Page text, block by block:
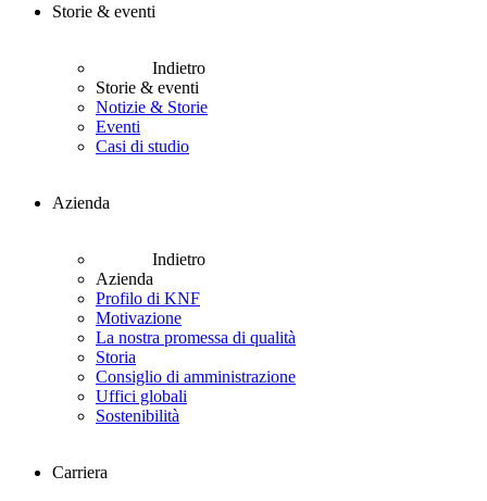
Storie & eventi
Indietro
Storie & eventi
Notizie & Storie
Eventi
Casi di studio
Azienda
Indietro
Azienda
Profilo di KNF
Motivazione
La nostra promessa di qualità
Storia
Consiglio di amministrazione
Uffici globali
Sostenibilità
Carriera